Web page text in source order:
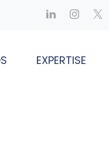
EXPERTISE